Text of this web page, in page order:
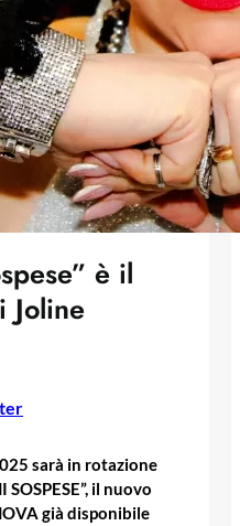
è il
Joline
sarà in rotazione
il nuovo
già disponibile